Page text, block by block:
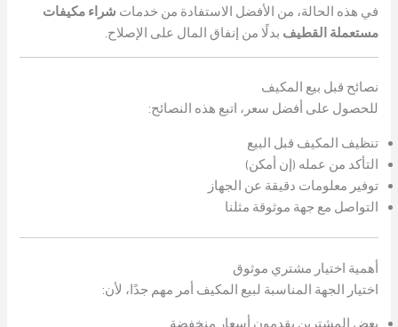
في هذه الحالة، من الأفضل الاستفادة من خدمات شراء مكيفات
مستعملة القطيف بدلًا من إنفاق المال على الإصلاح.
نصائح قبل بيع المكيف
للحصول على أفضل سعر، اتبع هذه النصائح:
تنظيف المكيف قبل البيع
التأكد من عمله (إن أمكن)
توفير معلومات دقيقة عن الجهاز
التواصل مع جهة موثوقة مثلنا
أهمية اختيار مشتري موثوق
اختيار الجهة المناسبة لبيع المكيف أمر مهم جدًا، لأن:
بعض المشترين يقدمون أسعار منخفضة